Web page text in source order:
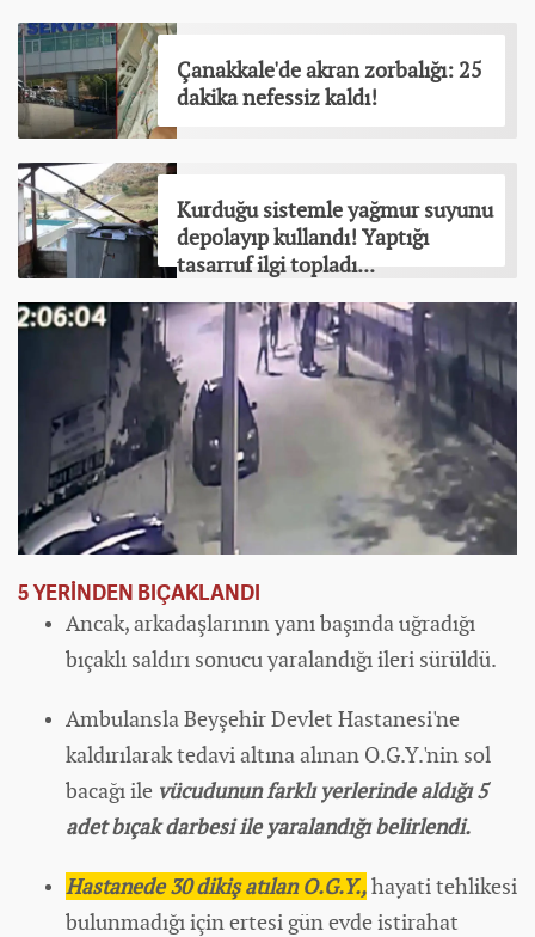
Çanakkale'de akran zorbalığı: 25
dakika nefessiz kaldı!
Kurduğu sistemle yağmur suyunu
depolayıp kullandı! Yaptığı
tasarruf ilgi topladı...
5 YERİNDEN BIÇAKLANDI
Ancak, arkadaşlarının yanı başında uğradığı
bıçaklı saldırı sonucu yaralandığı ileri sürüldü.
Ambulansla Beyşehir Devlet Hastanesi'ne
kaldırılarak tedavi altına alınan O.G.Y.'nin sol
bacağı ile vücudunun farklı yerlerinde aldığı 5
adet bıçak darbesi ile yaralandığı belirlendi.
Hastanede 30 dikiş atılan O.G.Y.,hayati tehlikesi
bulunmadığı için ertesi gün evde istirahat